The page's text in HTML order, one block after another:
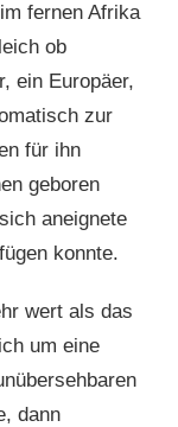
fernen Afrika
ob
ein Europäer,
zur
für ihn
geboren
aneignete
konnte.
wert als das
um eine
dann